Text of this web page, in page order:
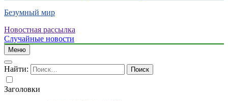
Безумный мир
Новостная рассылка
Случайные новости
Меню
Найти:
Заголовки